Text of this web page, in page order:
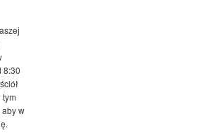
8:30
tym
aby w